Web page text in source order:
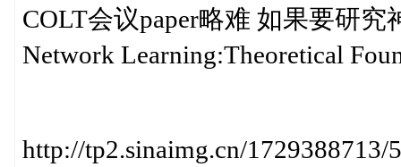
COLT会议paper略难 如果要研
Network Learning:Theoretical
http://tp2.sinaimg.cn/